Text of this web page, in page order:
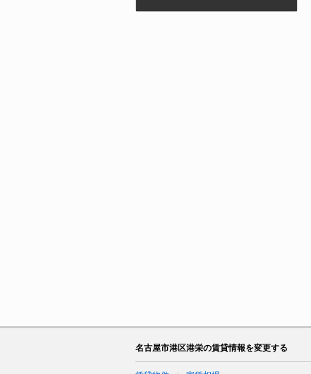
名古屋市港区港栄の賃貸情報を変更する